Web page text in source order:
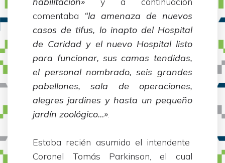
comentaba “la amenaza de nuevos
casos de tifus, lo inapto del Hospital
de Caridad y el nuevo Hospital listo
para funcionar, sus camas tendidas,
el personal nombrado, seis grandes
pabellones, sala de operaciones,
alegres jardines y hasta un pequeño
jardín zoológico…».
Estaba recién asumido el intendente
Coronel Tomás Parkinson, el cual